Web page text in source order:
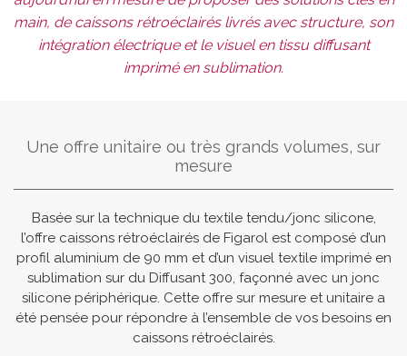
main, de caissons rétroéclairés livrés avec structure, son
intégration électrique et le visuel en tissu diffusant
imprimé en sublimation.
Une offre unitaire ou très grands volumes, sur
mesure
Basée sur la technique du textile tendu/jonc silicone,
l’offre caissons rétroéclairés de Figarol est composé d’un
profil aluminium de 90 mm et d’un visuel textile imprimé en
sublimation sur du Diffusant 300, façonné avec un jonc
silicone périphérique. Cette offre sur mesure et unitaire a
été pensée pour répondre à l’ensemble de vos besoins en
caissons rétroéclairés.